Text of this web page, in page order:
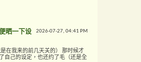
2026-07-27, 04:41 PM
晒一下设
在我来的前几天关的） 那时候才
自己的设定，也还约了毛（还是全